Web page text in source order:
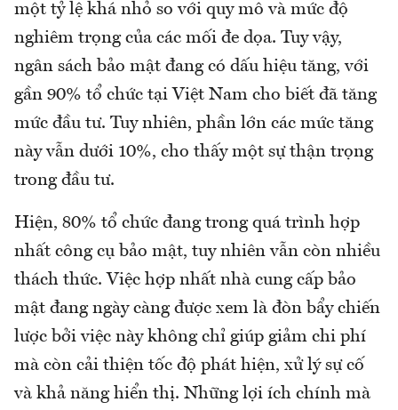
một tỷ lệ khá nhỏ so với quy mô và mức độ
nghiêm trọng của các mối đe dọa. Tuy vậy,
ngân sách bảo mật đang có dấu hiệu tăng, với
gần 90% tổ chức tại Việt Nam cho biết đã tăng
mức đầu tư. Tuy nhiên, phần lớn các mức tăng
này vẫn dưới 10%, cho thấy một sự thận trọng
trong đầu tư.
Hiện, 80% tổ chức đang trong quá trình hợp
nhất công cụ bảo mật, tuy nhiên vẫn còn nhiều
thách thức. Việc hợp nhất nhà cung cấp bảo
mật đang ngày càng được xem là đòn bẩy chiến
lược bởi việc này không chỉ giúp giảm chi phí
mà còn cải thiện tốc độ phát hiện, xử lý sự cố
và khả năng hiển thị. Những lợi ích chính mà